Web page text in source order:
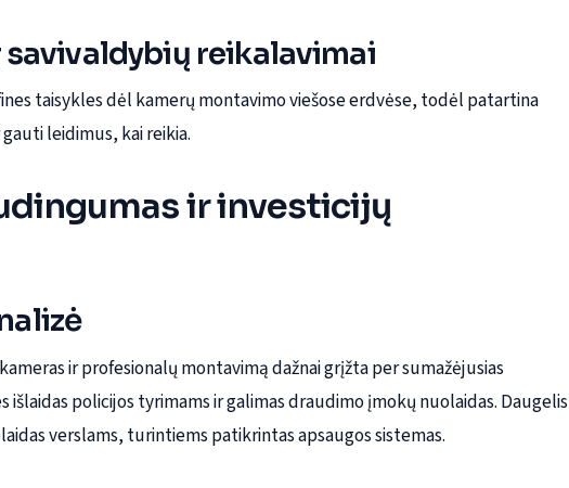
reikalavimai
taisykles dėl kamerų montavimo viešose erdvėse, todėl patartina
leidimus, kai reikia.
ir investicijų
ir profesionalų montavimą dažnai grįžta per sumažėjusias
išlaidas policijos tyrimams ir galimas draudimo įmokų nuolaidas. Daugelis
verslams, turintiems patikrintas apsaugos sistemas.